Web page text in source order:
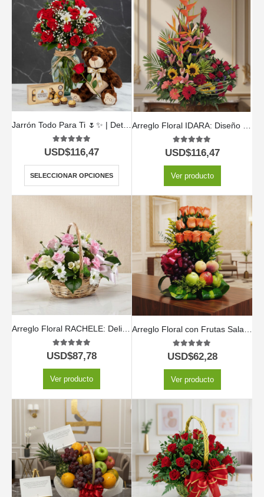
Jarrón Todo Para Ti 🌷✨ | Detalle Elegante y Especial
5.00out of 5
USD$116,47
SELECCIONAR OPCIONES
Arreglo Floral IDARA: Diseño Exclusivo con Rosas y Flores Exóticas ⚜️
5.00out of 5
USD$116,47
Ver producto
5.00 out of 5
USD$87,78
Ver producto
5.00 out of 5
USD$62,28
Ver producto